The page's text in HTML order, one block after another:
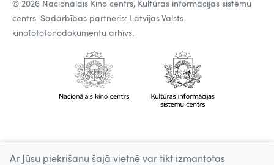
© 2026 Nacionālais Kino centrs, Kultūras informācijas sistēmu
centrs. Sadarbības partneris: Latvijas Valsts
kinofotofonodokumentu arhīvs.
Ar Jūsu piekrišanu šajā vietnē var tikt izmantotas